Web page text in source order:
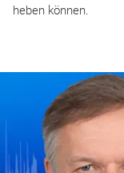
heben können.